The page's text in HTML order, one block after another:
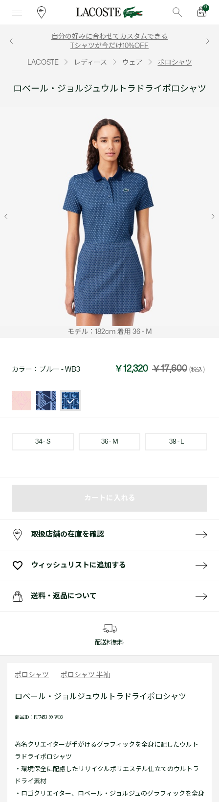
0
自分の好みに合わせてカスタムできる
Tシャツが今だけ10%OFF
LACOSTE レディース ウェア ポロシャツ
ロベール・ジョルジュウルトラドライポロシャツ
モデル：182cm 着用 36 - M
カラー： ブルー - WB3 ￥12,320 ￥17,600 (税込)
34 - S 36 - M 38 - L
カートに入れる
取扱店舗の在庫を確認
ウィッシュリストに追加する
送料・返品について
配送料無料
ポロシャツ ポロシャツ 半袖
ロベール・ジョルジュウルトラドライポロシャツ
商品ID：PF7453-99-WB3
著名クリエイターが手がけるグラフィックを全身に配したウルト
ラドライポロシャツ
・環境保全に配慮したリサイクルポリエステル仕立てのウルトラ
ドライ素材
・ロゴクリエイター、ロベール・ジョルジュのグラフィックを全身